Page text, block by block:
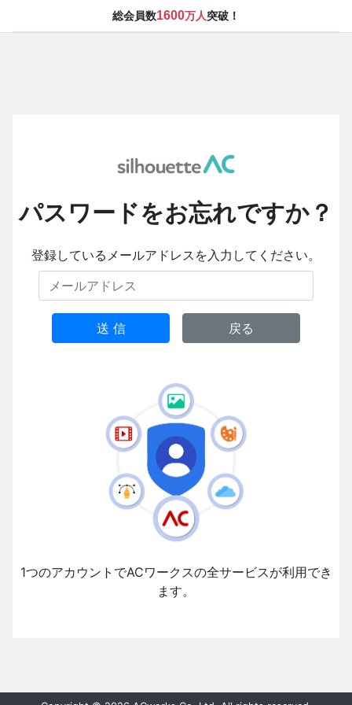
総会員数1600万人突破！
パスワードをお忘れですか？
登録しているメールアドレスを入力してください。
送 信 戻る
1つのアカウントでACワークスの全サービスが利用でき
ます。